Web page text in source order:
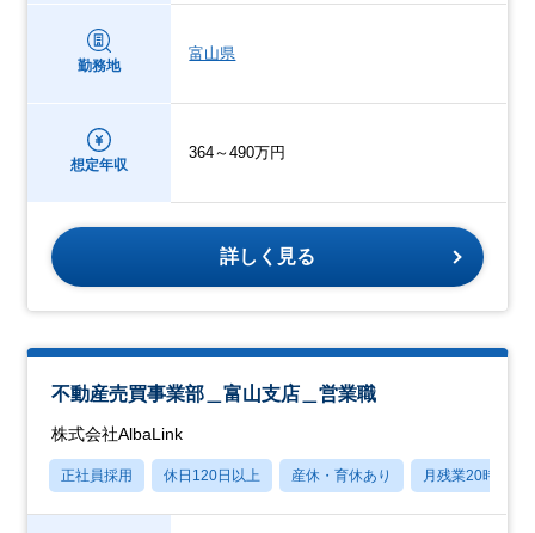
勤務地
富山県
想定年収
364～490万円
詳しく見る
不動産売買事業部＿富山支店＿営業職
株式会社AlbaLink
正社員採用 休日120日以上 産休・育休あり 月残業20時間以